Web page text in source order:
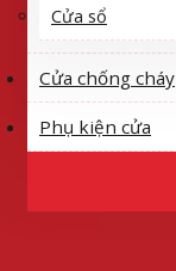
Cửa sổ
Cửa chống cháy
Phụ kiện cửa